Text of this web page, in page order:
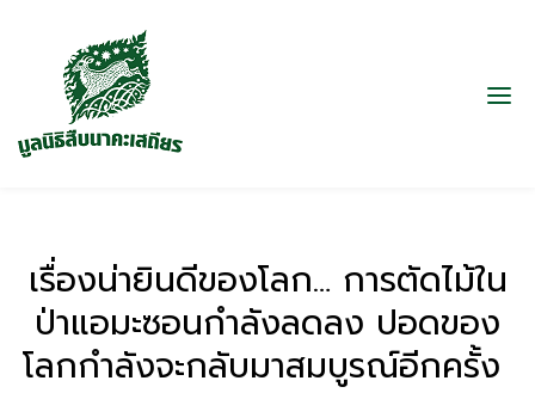
เรื่องน่ายินดีของโลก… การตัดไม้ใน
ป่าแอมะซอนกำลังลดลง ปอดของ
โลกกำลังจะกลับมาสมบูรณ์อีกครั้ง